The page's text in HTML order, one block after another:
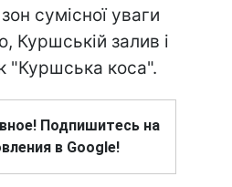
сумісної уваги
Куршській залив і
"Куршська коса".
Подпишитесь на
в Google!